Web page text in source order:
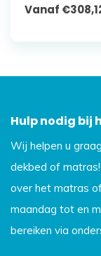
Vanaf €
Hulp nodig bij
Wij helpen u
dekbed of
over het matras
maandag tot en
bereiken via